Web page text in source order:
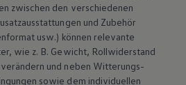
zwischen den verschiedenen
und Zubehör
usw.) können relevante
wie z. B. Gewicht, Rollwiderstand
und neben Witterungs-
sowie dem individuellen